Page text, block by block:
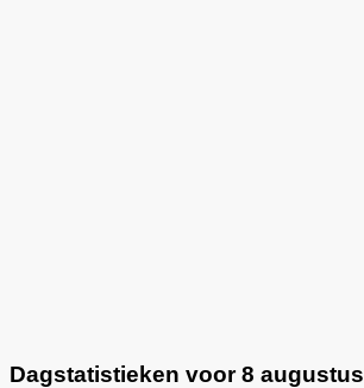
Dagstatistieken voor 8 augustus